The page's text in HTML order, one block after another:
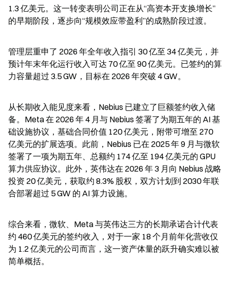
1.3 亿美元。这一转变表明公司正在从“高资本开支换增长”
的早期阶段，逐步向“规模效应带盈利”的成熟阶段过渡。
管理层重申了 2026 年全年收入指引 30 亿至 34 亿美元，并
预计年末年化运行收入可达 70 亿至 90 亿美元。已签约的算
力容量超过 3.5 GW，目标在 2026 年突破 4 GW。
从长期收入能见度来看，Nebius 已建立了巨额签约收入储
备。Meta 在 2026 年 4 月与 Nebius 签署了为期五年的 AI 基
础设施协议，基础合同价值 120 亿美元，附带可增至 270
亿美元的扩展选项。此前，Nebius 已在 2025 年 9 月与微软
签署了一项为期五年、总额约 174 亿至 194 亿美元的 GPU
算力供应协议。此外，英伟达在 2026 年 3 月向 Nebius 战略
投资 20 亿美元，获取约 8.3% 股权，双方计划到 2030 年联
合部署超过 5 GW 的 AI 算力设施。
综合来看，微软、Meta 与英伟达三方的长期承诺合计代表
约 460 亿美元的签约收入，对于一家 18 个月前年化营收仅
为 1.2 亿美元的公司而言，这一资产体量的跃升确实难以被
简单概括。